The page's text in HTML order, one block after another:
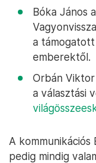
Bóka János
a
emberektől.
Orbán
a választási
A
pedig mindig